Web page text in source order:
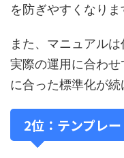
を防ぎやすくなりま
また、マニュアル
実際の運用に合わ
に合った標準化が続
2位：テンプレ